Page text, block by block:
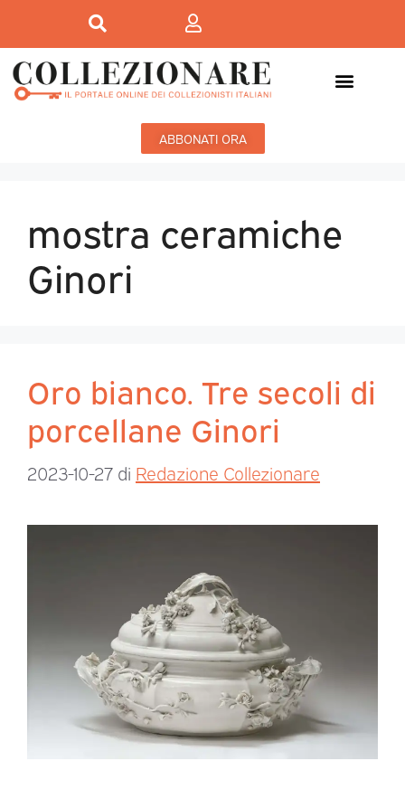
ABBONATI ORA
mostra ceramiche
Ginori
Oro bianco. Tre secoli di
porcellane Ginori
2023-10-27 di Redazione Collezionare